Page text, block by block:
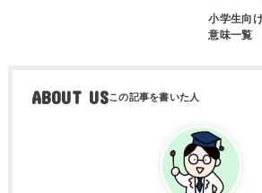
小学生向
意味一覧
ABOUT US